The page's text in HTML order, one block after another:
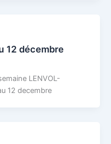
12 décembre
LENVOL-
12 decembre